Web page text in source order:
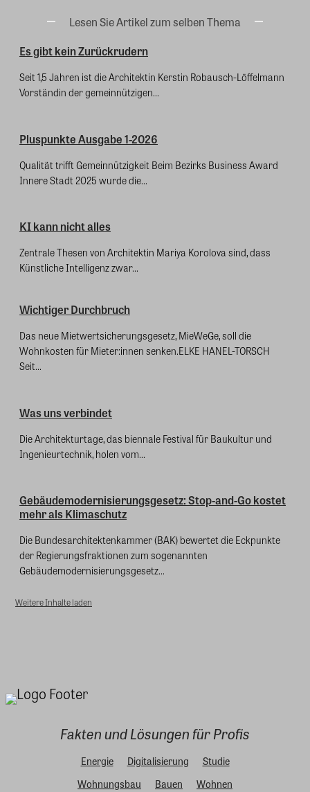
Lesen Sie Artikel zum selben Thema
Es gibt kein Zurückrudern
Seit 1,5 Jahren ist die Architektin Kerstin Robausch-Löffelmann
Vorständin der gemeinnützigen...
Pluspunkte Ausgabe 1-2026
Qualität trifft Gemeinnützigkeit Beim Bezirks Business Award
Innere Stadt 2025 wurde die...
KI kann nicht alles
Zentrale Thesen von Architektin Mariya Korolova sind, dass
Künstliche Intelligenz zwar...
Wichtiger Durchbruch
Das neue Mietwertsicherungsgesetz, MieWeGe, soll die
Wohnkosten für Mieter:innen senken.ELKE HANEL-TORSCH
Seit...
Was uns verbindet
Die Architekturtage, das biennale Festival für Baukultur und
Ingenieurtechnik, holen vom...
Gebäudemodernisierungsgesetz: Stop-and-Go kostet
mehr als Klimaschutz
Die Bundesarchitektenkammer (BAK) bewertet die Eckpunkte
der Regierungsfraktionen zum sogenannten
Gebäudemodernisierungsgesetz...
Weitere Inhalte laden
Fakten und Lösungen für Profis
Energie Digitalisierung
Studie
Wohnungsbau
Bauen
Wohnen